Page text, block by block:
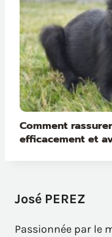
Comment
efficacement et
José PEREZ
Passionnée par le